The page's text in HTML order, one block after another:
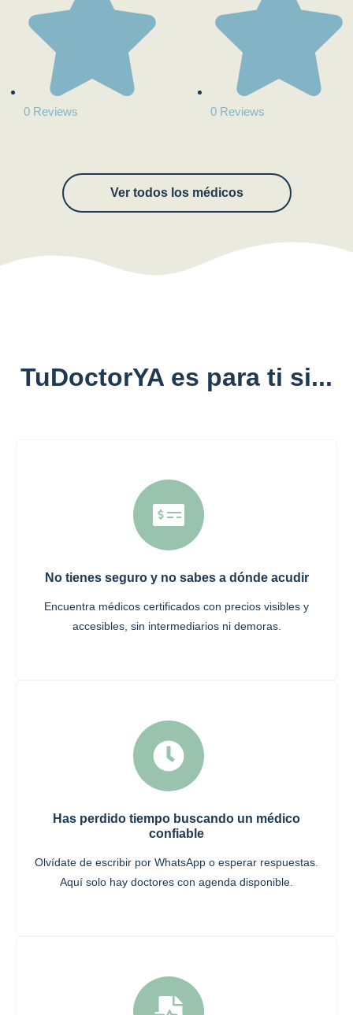
0 Reviews 0 Reviews
Ver todos los médicos
TuDoctorYA es para ti si...
No tienes seguro y no sabes a dónde acudir
Encuentra médicos certificados con precios visibles y
accesibles, sin intermediarios ni demoras.
Has perdido tiempo buscando un médico
confiable
Olvídate de escribir por WhatsApp o esperar respuestas.
Aquí solo hay doctores con agenda disponible.